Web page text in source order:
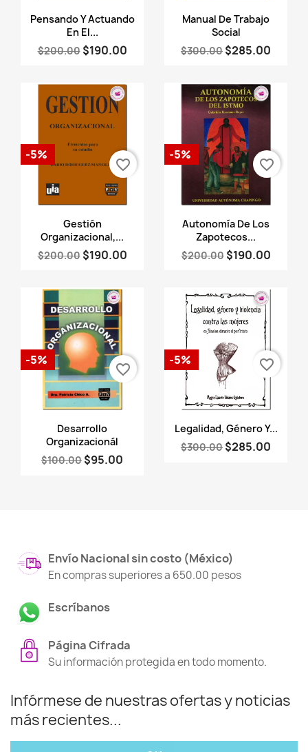
Vista rápida
Pensando Y Actuando
En El...
$200.00 $190.00
Vista rápida
Manual De Trabajo
Social
$300.00 $285.00
Vista rápida
Gestión
Organizacional,...
$200.00 $190.00
-5%
favorite_border
Vista rápida
Autonomía De Los
Zapotecos...
$200.00 $190.00
-5%
favorite_border
Vista rápida
Desarrollo
Organizacionál
$100.00 $95.00
-5%
favorite_border
Vista rápida
Legalidad, Género Y...
$300.00 $285.00
-5% favorite_border
Envío Nacional sin costo (México)
En compras superiores a 650.00 pesos
Escríbanos
Página Cifrada
Su información protegida en todo momento.
Infórmese de nuestras ofertas y noticias
más recientes...